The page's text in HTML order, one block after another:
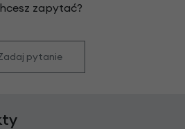
zapytać?
pytanie